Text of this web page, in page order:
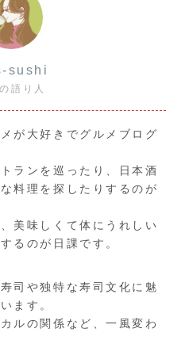
sushi
語り人
が大好きでグルメブログ
ランを巡ったり、日本酒
料理を探したりするのが
美味しくて体にうれしい
るのが日課です。
司や独特な寿司文化に魅
ます。
ルの関係など、一風変わ